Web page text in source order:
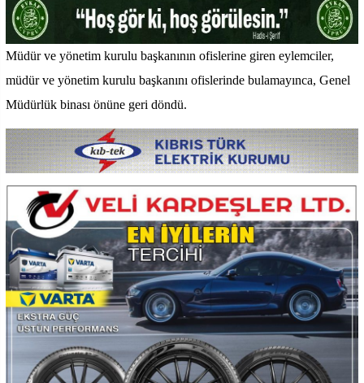
Müdür ve yönetim kurulu başkanının ofislerine giren eylemciler,
müdür ve yönetim kurulu başkanını ofislerinde bulamayınca, Genel
Müdürlük binası önüne geri döndü.